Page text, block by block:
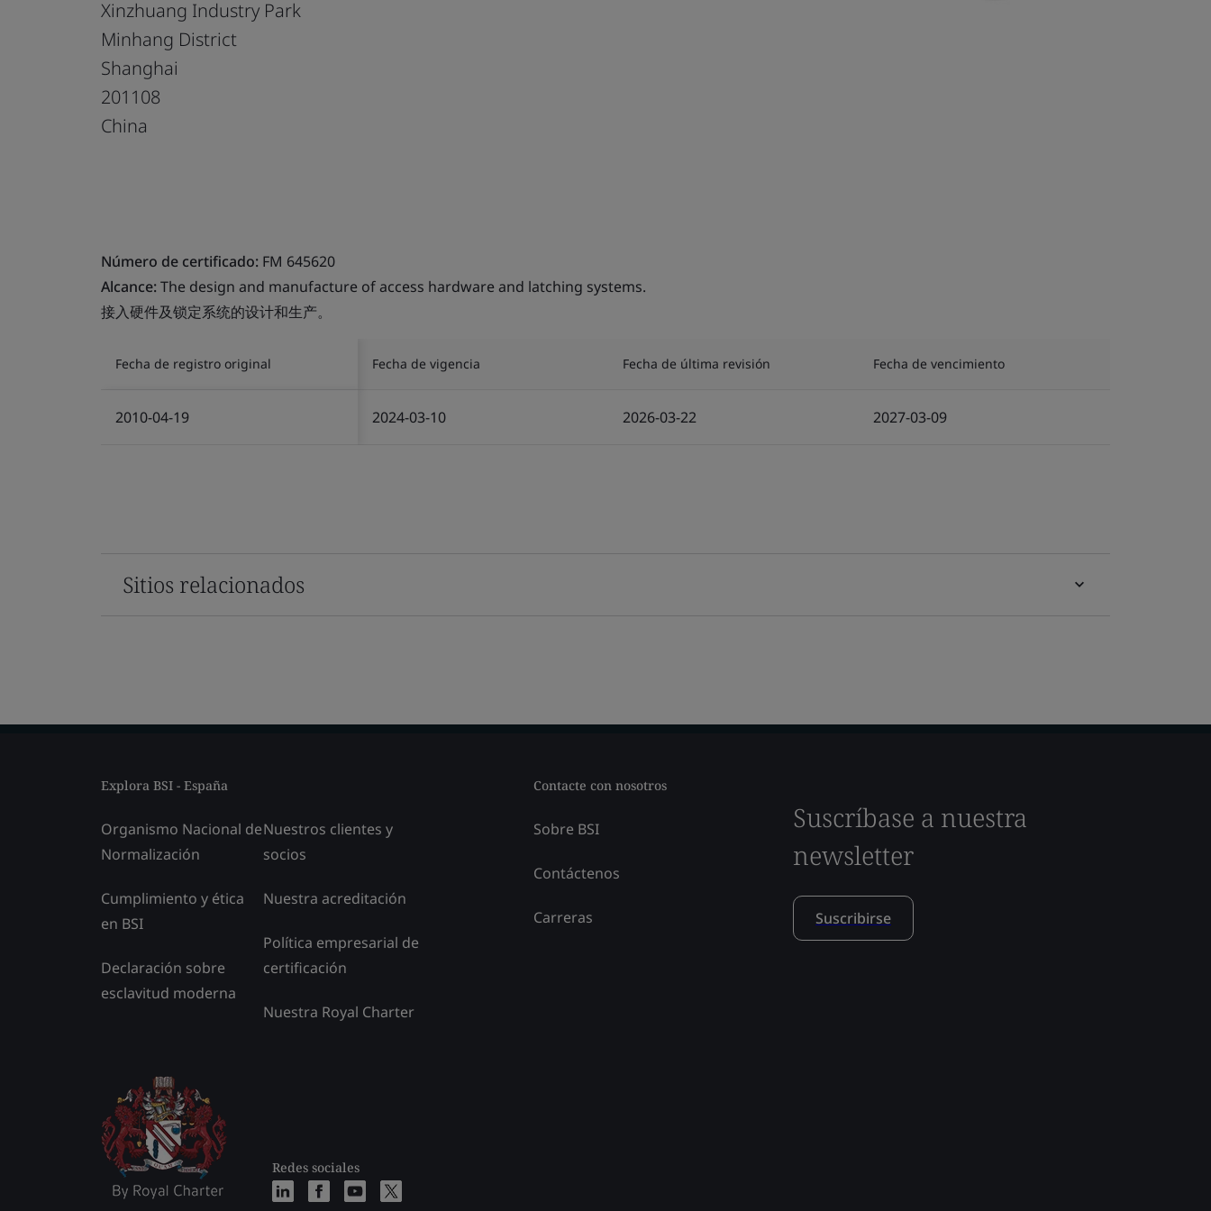
Xinzhuang Industry Park
Minhang District
Shanghai
201108
China
Número de certificado: FM 645620
Alcance:The design and manufacture of access hardware and latching systems.
接入硬件及锁定系统的设计和生产。
Fecha de registro original Fecha de vigencia Fecha de última revisión Fecha de vencimiento
2010-04-19 2024-03-10 2026-03-22 2027-03-09
Sitios relacionados
Explora BSI - España
Organismo Nacional de
Normalización
Cumplimiento y ética
en BSI
Declaración sobre
esclavitud moderna
Nuestros clientes y
socios
Nuestra acreditación
Política empresarial de
certificación
Nuestra Royal Charter
Redes sociales
Contacte con nosotros
Sobre BSI
Contáctenos
Carreras
Suscríbase a nuestra
newsletter
Suscribirse